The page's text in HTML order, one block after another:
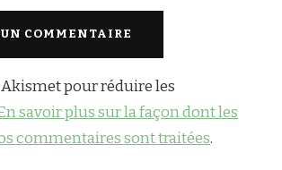
pour réduire les
savoir plus sur la façon dont les
commentaires sont traitées.